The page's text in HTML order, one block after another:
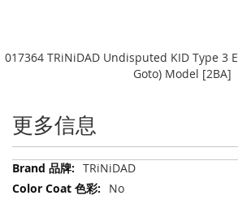
017364 TRiNiDAD Undisputed KID Type 3
Goto) Model [2BA]
更多信息
更
多
TRiNiDAD
No